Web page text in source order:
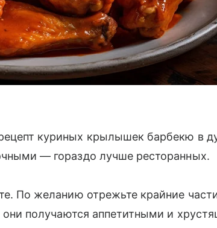
куриных крылышек барбекю в
— гораздо лучше ресторанных.
По желанию отрежьте крайние
они получаются аппетитными и